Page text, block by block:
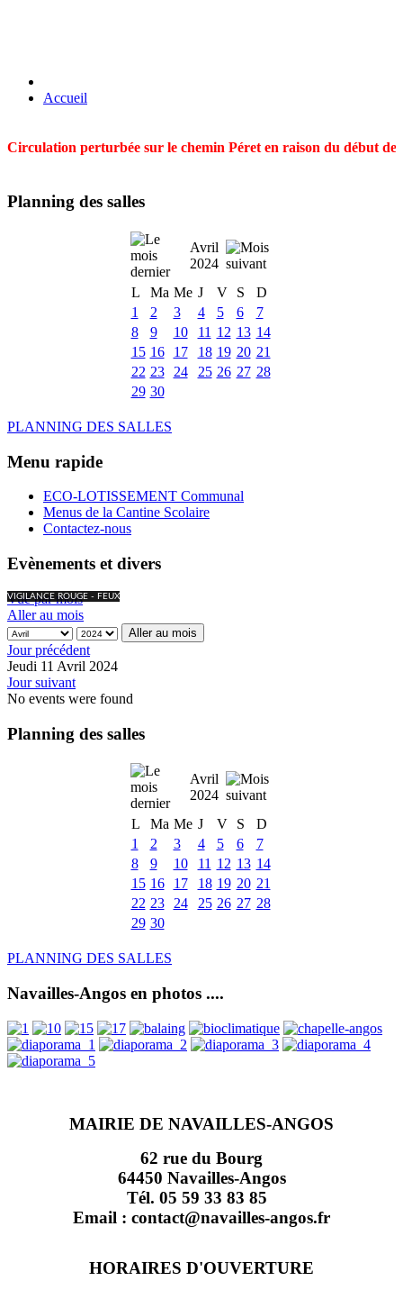
Accueil
Circulation perturbée sur le chemin Péret en raison du début
Planning des salles
Avril
2024
L
Ma Me J V S
D
1
2 3 4 5 6
7
8
9 10 11 12 13 14
15 16 17 18 19 20 21
22 23 24 25 26 27 28
29 30
PLANNING DES SALLES
Menu rapide
ECO-LOTISSEMENT Communal
Menus de la Cantine Scolaire
Contactez-nous
Evènements et divers
VIGILANCE ROUGE - FEUX
Vue par mois
Aller au mois
Aller au mois
Jour précédent
Jeudi 11 Avril 2024
Jour suivant
No events were found
Planning des salles
Avril
2024
L
Ma Me J V S
D
1
2 3 4 5 6
7
8
9 10 11 12 13 14
15 16 17 18 19 20 21
22 23 24 25 26 27 28
29 30
PLANNING DES SALLES
Navailles-Angos en photos ....
MAIRIE DE NAVAILLES-ANGOS
62 rue du Bourg
64450 Navailles-Angos
Tél. 05 59 33 83 85
Email : contact@navailles-angos.fr
HORAIRES D'OUVERTURE